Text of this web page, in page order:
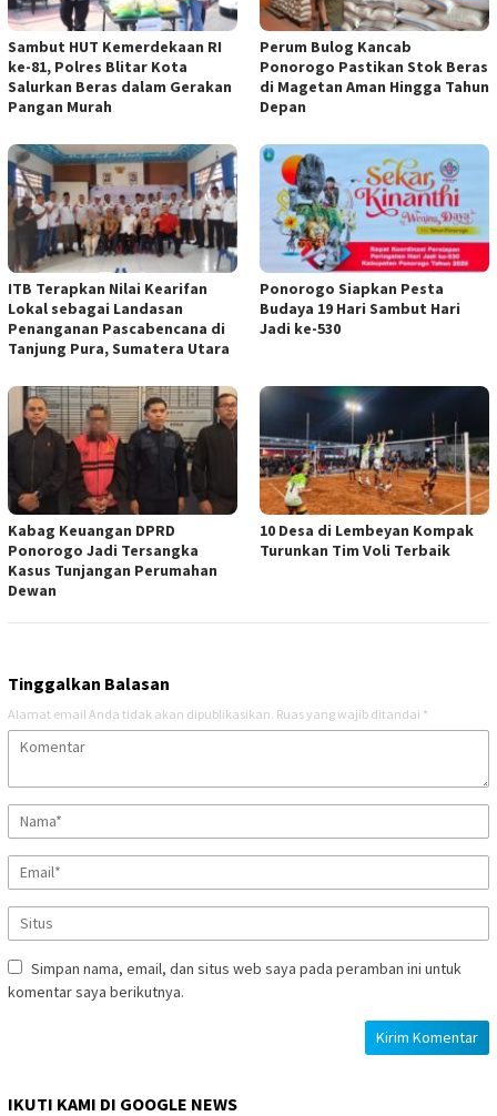
Sambut HUT Kemerdekaan RI
ke-81, Polres Blitar Kota
Salurkan Beras dalam Gerakan
Pangan Murah
Perum Bulog Kancab
Ponorogo Pastikan Stok Beras
di Magetan Aman Hingga Tahun
Depan
ITB Terapkan Nilai Kearifan
Lokal sebagai Landasan
Penanganan Pascabencana di
Tanjung Pura, Sumatera Utara
Ponorogo Siapkan Pesta
Budaya 19 Hari Sambut Hari
Jadi ke-530
Kabag Keuangan DPRD
Ponorogo Jadi Tersangka
Kasus Tunjangan Perumahan
Dewan
10 Desa di Lembeyan Kompak
Turunkan Tim Voli Terbaik
Tinggalkan Balasan
Alamat email Anda tidak akan dipublikasikan. Ruas yang wajib ditandai *
Simpan nama, email, dan situs web saya pada peramban ini untuk
komentar saya berikutnya.
IKUTI KAMI DI GOOGLE NEWS